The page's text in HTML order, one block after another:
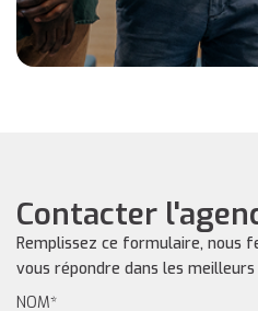
Contacter
Remplissez ce formulaire, nous
vous répondre dans les meilleurs